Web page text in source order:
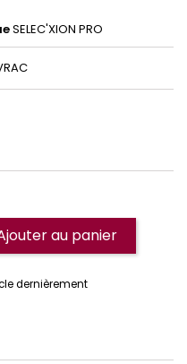
SELEC'XION PRO
au panier
dernièrement